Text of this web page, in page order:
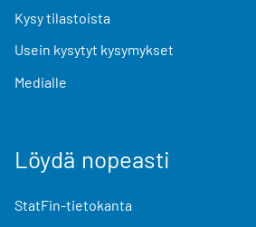
Kysy tilastoista
Usein kysytyt kysymykset
Medialle
Löydä nopeasti
StatFin-tietokanta